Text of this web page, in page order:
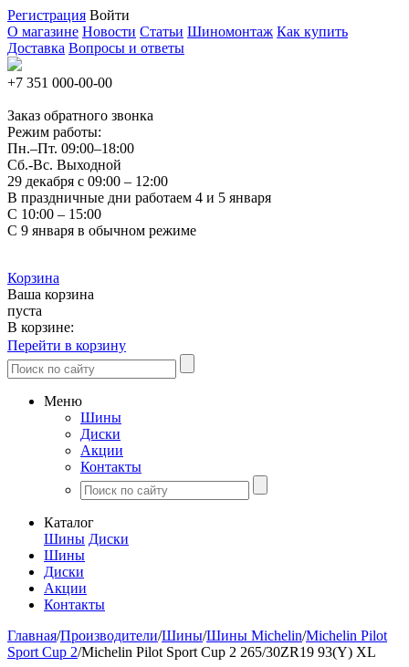
Регистрация Войти
О магазине Новости Статьи Шиномонтаж Как купить
Доставка Вопросы и ответы
+7 351 000-00-00
Заказ обратного звонка
Режим работы:
Пн.–Пт. 09:00–18:00
Сб.-Вс. Выходной
29 декабря с 09:00 – 12:00
В праздничные дни работаем 4 и 5 января
С 10:00 – 15:00
С 9 января в обычном режиме
Корзина
Ваша корзина
пуста
В корзине:
Перейти в корзину
Меню
Шины
Диски
Акции
Контакты
Каталог
Шины Диски
Шины
Диски
Акции
Контакты
Главная/Производители/Шины/Шины Michelin/Michelin Pilot
Sport Cup 2/Michelin Pilot Sport Cup 2 265/30ZR19 93(Y) XL